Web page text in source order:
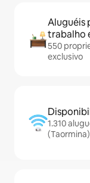
Aluguéis
trabalho
550
exclusivo
1.310